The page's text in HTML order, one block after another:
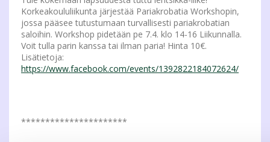
Korkeakoululiikunta järjestää Pariakrobatia Workshopin,
jossa pääsee tutustumaan turvallisesti pariakrobatian
saloihin. Workshop pidetään pe 7.4. klo 14-16 Liikunnalla.
Voit tulla parin kanssa tai ilman paria! Hinta 10€.
Lisätietoja:
https://www.facebook.com/events/1392822184072624/
**********************